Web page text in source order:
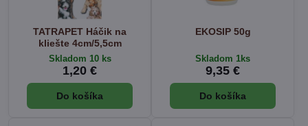
TATRAPET Háčik na
kliešte 4cm/5,5cm
Skladom 10 ks
1,20 €
Do košíka
EKOSIP 50g
Skladom 1ks
9,35 €
Do košíka